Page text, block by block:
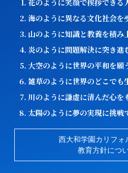
花のように笑顔で挨拶できる
海のように異なる文化社会を
山のように知識と教養を積み
炎のように問題解決に突き進
大空のように世界の平和を願
雑草のように世界のどこでも
川のように謙虚に清んだ心を
太陽のように夢の実現に挑戦
西大和学園カリフォ
教育方針につ